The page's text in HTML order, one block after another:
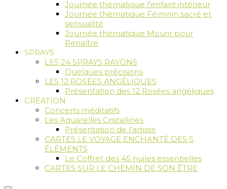
Journée thématique l’enfant intérieur
Journée thématique Féminin sacré et
sensualité
Journée thématique Mourir pour
Renaître
SPRAYS
LES 24 SPRAYS RAYONS
Quelques précisions
LES 12 ROSÉES ANGÉLIQUES
Présentation des 12 Rosées angéliques
CRÉATION
Concerts méditatifs
Les Aquarelles Cristallines
Présentation de l’artiste
CARTES LE VOYAGE ENCHANTÉ DES 5
ÉLÉMENTS
Le Coffret des 45 huiles essentielles
CARTES SUR LE CHEMIN DE SON ÊTRE